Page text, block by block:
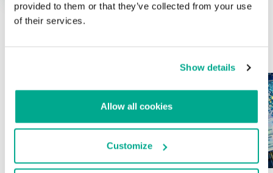
provided to them or that they’ve collected from your use
of their services.
Show details
Allow all cookies
Customize